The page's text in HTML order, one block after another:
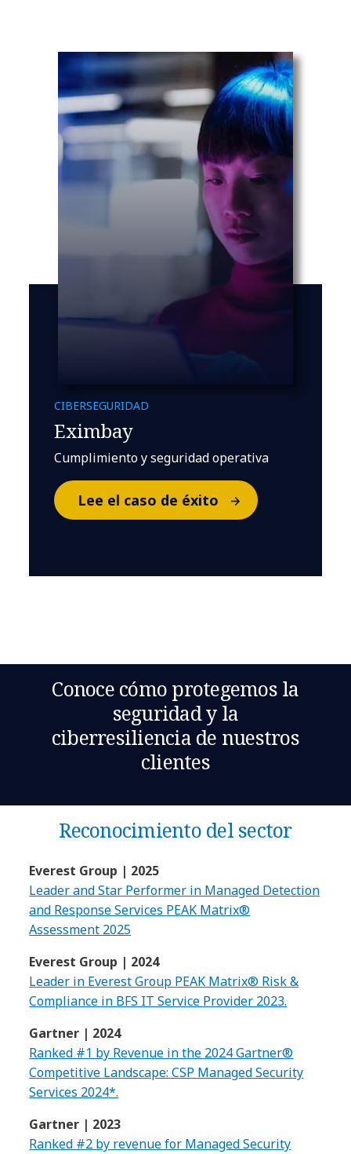
CIBERSEGURIDAD
Eximbay
Cumplimiento y seguridad operativa
Lee el caso de éxito
Conoce cómo protegemos la
seguridad y la
ciberresiliencia de nuestros
clientes
Reconocimiento del sector
Everest Group | 2025
Leader and Star Performer in Managed Detection
and Response Services PEAK Matrix®
Assessment 2025
Everest Group | 2024
Leader in Everest Group PEAK Matrix® Risk &
Compliance in BFS IT Service Provider 2023.
Gartner | 2024
Ranked #1 by Revenue in the 2024 Gartner®
Competitive Landscape: CSP Managed Security
Services 2024*.
Gartner | 2023
Ranked #2 by revenue for Managed Security